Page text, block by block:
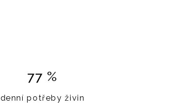
77 %
denní potřeby živin